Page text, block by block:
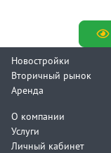
Новостройки
Вторичный рынок
Аренда
О компании
Услуги
Личный кабинет